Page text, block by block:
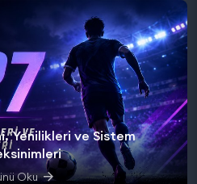
Yenilikleri ve Sistem
Oku